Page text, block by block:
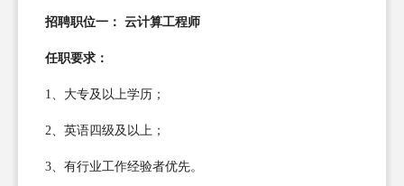
招聘职位一： 云计算工程师
任职要求：
1、大专及以上学历；
2、英语四级及以上；
3、有行业工作经验者优先。